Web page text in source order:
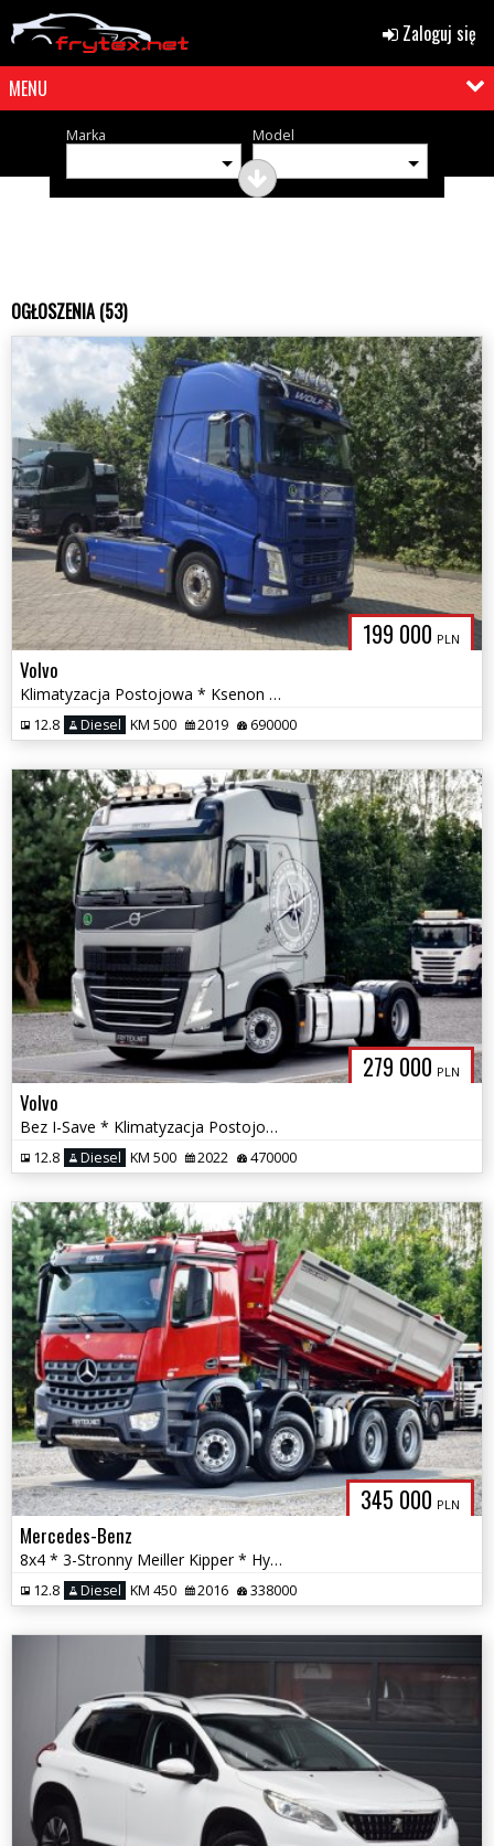
Zaloguj się
MENU
Marka Model
OGŁOSZENIA (53)
199 000 PLN
Volvo
Klimatyzacja Postojowa * Ksenon * LED * Alufelgi Alcoa *
12.8 Diesel KM 500 2019 690000
279 000 PLN
Volvo
Bez I-Save * Klimatyzacja Postojowa * ACC * 2 Baki * LED *
12.8 Diesel KM 500 2022 470000
345 000 PLN
Mercedes-Benz
8x4 * 3-Stronny Meiller Kipper * Hydroburta/Bordmatic * Automat *
12.8 Diesel KM 450 2016 338000